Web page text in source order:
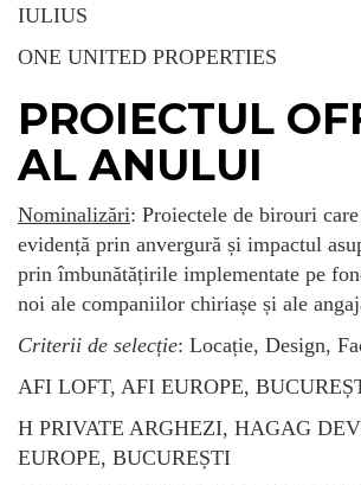
IULIUS
ONE UNITED PROPERTIES
PROIECTUL
AL ANULUI
Nominalizări: Proiectele de birouri
evidență prin anvergură și impactul
prin îmbunătățirile implementate pe
noi ale companiilor chiriașe și ale
Criterii de selecție: Locație, Design,
AFI LOFT, AFI EUROPE,
H PRIVATE ARGHEZI, HAGAG
EUROPE, BUCUREȘTI